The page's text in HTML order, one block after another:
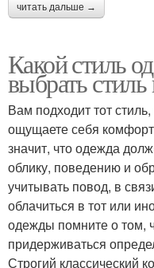
читать дальше →
Какой стиль
выбрать
Вам подходит тот
ощущаете себя
значит, что одежда
облику, поведению и
учитывать повод, в
облачиться в тот или
одежды помните о том,
придерживаться
Строгий классический